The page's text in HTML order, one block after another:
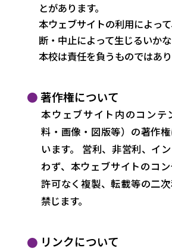
とがあります。
本ウェブサイトの利用によっ
断・中止によって生じるいか
本校は責任を負うものではあり
著作権について
本ウェブサイト内のコンテ
料・画像・図版等）の著作
います。 営利、非営利、イ
わず、本ウェブサイトのコ
許可なく複製、転載等の二
禁じます。
リンクについて